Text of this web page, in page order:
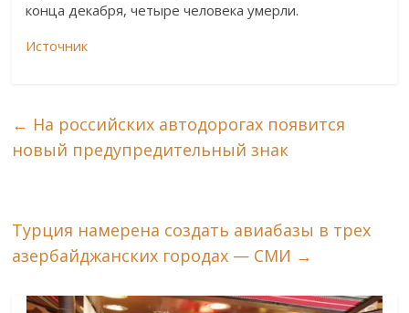
конца декабря, четыре человека умерли.
Источник
← На российских автодорогах появится
новый предупредительный знак
Турция намерена создать авиабазы в трех
азербайджанских городах — СМИ →